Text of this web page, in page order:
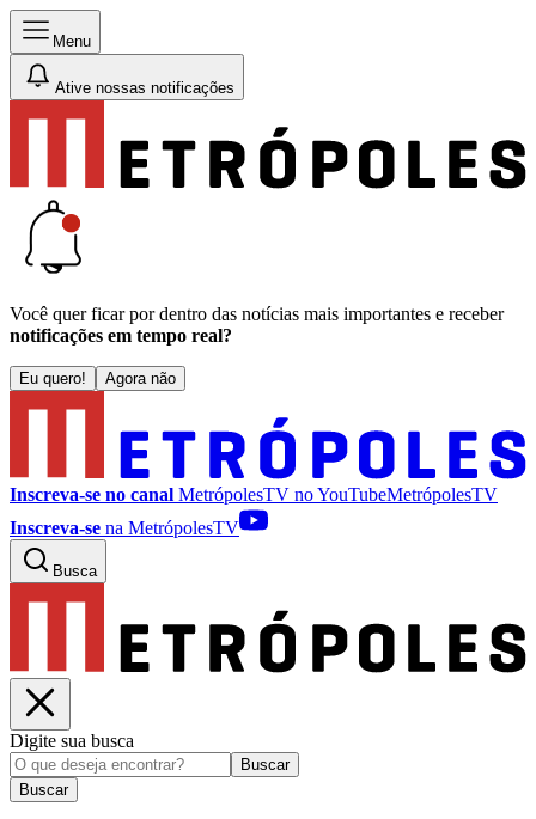
Menu
Ative nossas notificações
Você quer ficar por dentro das notícias mais importantes e receber
notificações em tempo real?
Eu quero! Agora não
Inscreva-se no canal MetrópolesTV noYouTubeMetrópolesTV
Inscreva-se na MetrópolesTV
Busca
Digite sua busca
Buscar
Buscar